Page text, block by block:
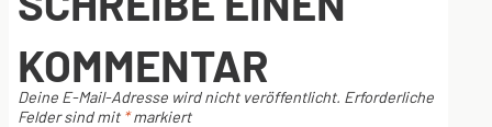
KOMMENTAR
Deine E-Mail-Adresse wird nicht veröffentlicht. Erforderliche
Felder sind mit *markiert